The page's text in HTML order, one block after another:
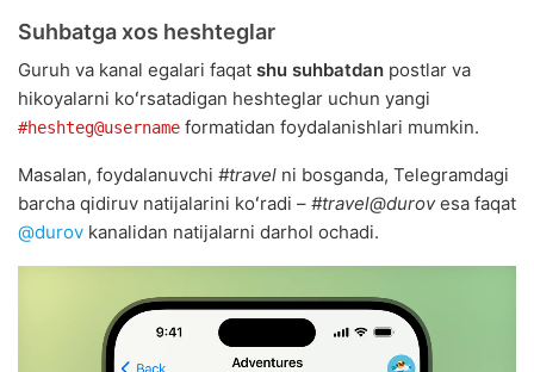
Suhbatga xos heshteglar
Guruh va kanal egalari faqat shu suhbatdan postlar va
hikoyalarni koʻrsatadigan heshteglar uchun yangi
#heshteg@username formatidan foydalanishlari mumkin.
Masalan, foydalanuvchi #travel ni bosganda, Telegramdagi
barcha qidiruv natijalarini koʻradi – #travel@durovesa faqat
@durov kanalidan natijalarni darhol ochadi.